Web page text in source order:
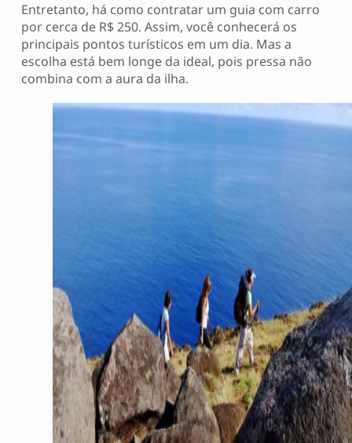
Entretanto, há como contratar um guia com carro
por cerca de R$ 250. Assim, você conhecerá os
principais pontos turísticos em um dia. Mas a
escolha está bem longe da ideal, pois pressa não
combina com a aura da ilha.